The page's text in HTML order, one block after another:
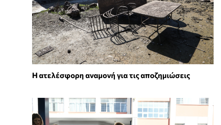
Η ατελέσφορη αναμονή για τις αποζημιώσεις